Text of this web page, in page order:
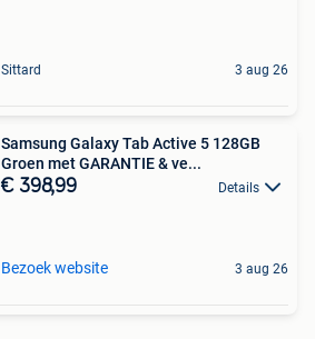
Sittard 3 aug 26
Samsung Galaxy Tab Active 5 128GB
Groen met GARANTIE & ve...
€ 398,99 Details
Bezoek website 3 aug 26